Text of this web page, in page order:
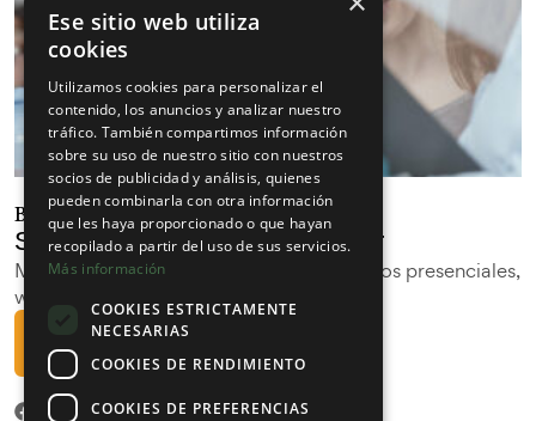
Bienvenid@ al curso 2025/2026
Suscríbete a nuestra Newsletter
Mantente informado con los últimos cursos presenciales,
webinars y las últimas novedades.
Suscribirme
Ese sitio web utiliza
cookies
Utilizamos cookies para personalizar el
contenido, los anuncios y analizar nuestro
tráfico. También compartimos información
sobre su uso de nuestro sitio con nuestros
socios de publicidad y análisis, quienes
pueden combinarla con otra información
que les haya proporcionado o que hayan
recopilado a partir del uso de sus servicios.
Más información
COOKIES ESTRICTAMENTE
NECESARIAS
COOKIES DE RENDIMIENTO
COOKIES DE PREFERENCIAS